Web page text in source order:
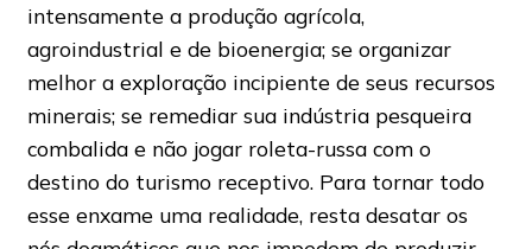
intensamente a produção agrícola,
agroindustrial e de bioenergia; se organizar
melhor a exploração incipiente de seus recursos
minerais; se remediar sua indústria pesqueira
combalida e não jogar roleta-russa com o
destino do turismo receptivo. Para tornar todo
esse enxame uma realidade, resta desatar os